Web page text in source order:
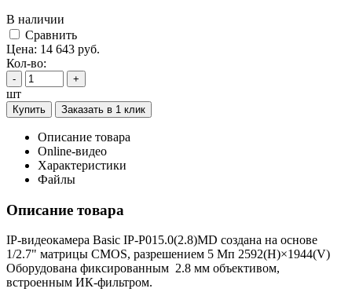
В наличии
Cравнить
Цена: 14 643 руб.
Кол-во:
- +
шт
Купить Заказать в 1 клик
Описание товара
Online-видео
Характеристики
Файлы
Описание товара
IP-видеокамера Basic IP-P015.0(2.8)MD создана на основе
1/2.7" матрицы CMOS, разрешением 5 Мп 2592(H)×1944(V)
Оборудована фиксированным 2.8 мм объективом,
встроенным ИК-фильтром.